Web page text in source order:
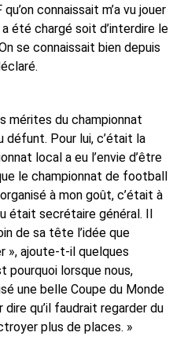
connaissait m’a vu jouer
été chargé soit d’interdire le
se connaissait bien depuis
mérites du championnat
défunt. Pour lui, c’était la
local a eu l’envie d’être
le championnat de football
à mon goût, c’était à
était secrétaire général. Il
de sa tête l’idée que
», ajoute-t-il quelques
pourquoi lorsque nous,
une belle Coupe du Monde
qu’il faudrait regarder du
plus de places. »